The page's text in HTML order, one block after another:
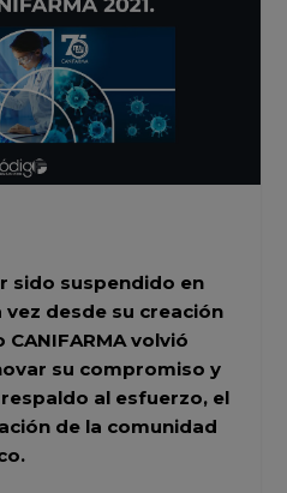
sido suspendido en
desde su creación
CANIFARMA volvió
su compromiso y
al esfuerzo, el
de la comunidad